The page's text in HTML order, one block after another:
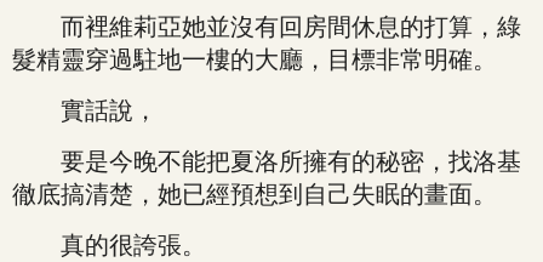
而裡維莉亞她並沒有回房間休息的打算，綠
髮精靈穿過駐地一樓的大廳，目標非常明確。
實話說，
要是今晚不能把夏洛所擁有的秘密，找洛基
徹底搞清楚，她已經預想到自己失眠的畫面。
真的很誇張。